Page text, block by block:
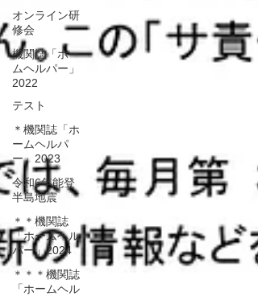
オンライン研
修会
機関誌「ホー
ムヘルパー」
2022
テスト
＊機関誌「ホ
ームヘルパ
ー」2023
令和6年能登
半島地震
＊＊機関誌
「ホームヘル
パー」2024
＊＊＊機関誌
「ホームヘル